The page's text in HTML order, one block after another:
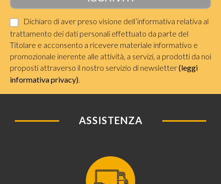
Dichiaro di aver preso visione dell’informativa relativa al
trattamento dei dati personali effettuato da parte del
Titolare e acconsento a ricevere materiale informativo e
promozionale inerente alle attività, a servizi, a prodotti da noi
proposti attraverso il nostro servizio di newsletter(leggi
informativa privacy)
ASSISTENZA